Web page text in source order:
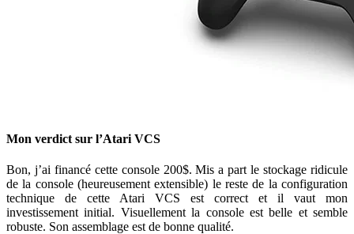
Mon verdict sur l’Atari VCS
Bon, j’ai financé cette console 200$. Mis a part le stockage ridicule
de la console (heureusement extensible) le reste de la configuration
technique de cette Atari VCS est correct et il vaut mon
investissement initial. Visuellement la console est belle et semble
robuste. Son assemblage est de bonne qualité.